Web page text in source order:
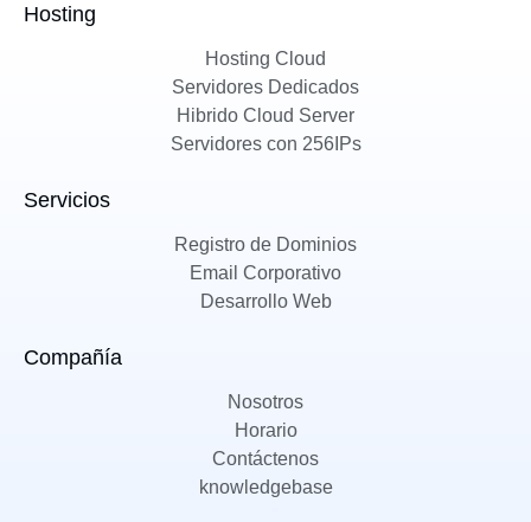
Hosting
Hosting Cloud
Servidores Dedicados
Hibrido Cloud Server
Servidores con 256IPs
Servicios
Registro de Dominios
Email Corporativo
Desarrollo Web
Compañía
Nosotros
Horario
Contáctenos
knowledgebase